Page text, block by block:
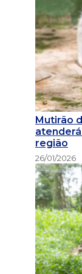
Mutirão
região
26/01/2026